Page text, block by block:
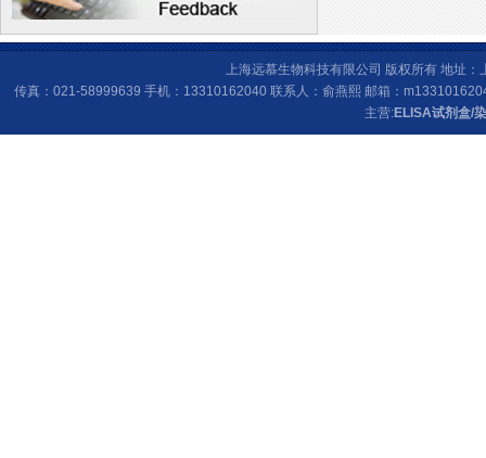
上海远慕生物科技有限公司 版权所有 地址
传真：021-58999639 手机：13310162040 联系人：俞燕熙 邮箱：
主营:ELISA试剂盒/